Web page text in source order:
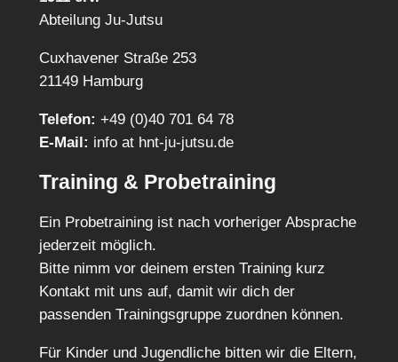
Abteilung Ju-Jutsu
Cuxhavener Straße 253
21149 Hamburg
Telefon: +49 (0)40 701 64 78
E-Mail: info at hnt-ju-jutsu.de
Training & Probetraining
Ein Probetraining ist nach vorheriger Absprache
jederzeit möglich.
Bitte nimm vor deinem ersten Training kurz
Kontakt mit uns auf, damit wir dich der
passenden Trainingsgruppe zuordnen können.
Für Kinder und Jugendliche bitten wir die Eltern,